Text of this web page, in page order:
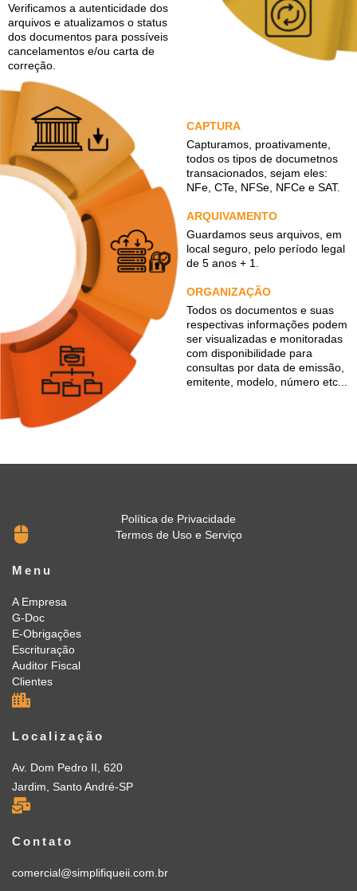
Verificamos a autenticidade dos
arquivos e atualizamos o status
dos documentos para possíveis
cancelamentos e/ou carta de
correção.
CAPTURA
Capturamos, proativamente,
todos os tipos de documetnos
transacionados, sejam eles:
NFe, CTe, NFSe, NFCe e SAT.
ARQUIVAMENTO
Guardamos seus arquivos, em
local seguro, pelo período legal
de 5 anos + 1.
ORGANIZAÇÃO
Todos os documentos e suas
respectivas informações podem
ser visualizadas e monitoradas
com disponibilidade para
consultas por data de emissão,
emitente, modelo, número etc...
Política de Privacidade
Termos de Uso e Serviço
Menu
A Empresa
G-Doc
E-Obrigações
Escrituração
Auditor Fiscal
Clientes
Localização
Av. Dom Pedro II, 620
Jardim, Santo André-SP
Contato
comercial@simplifiqueii.com.br